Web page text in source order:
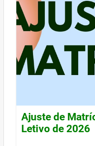
Ajuste de
Letivo de 2026